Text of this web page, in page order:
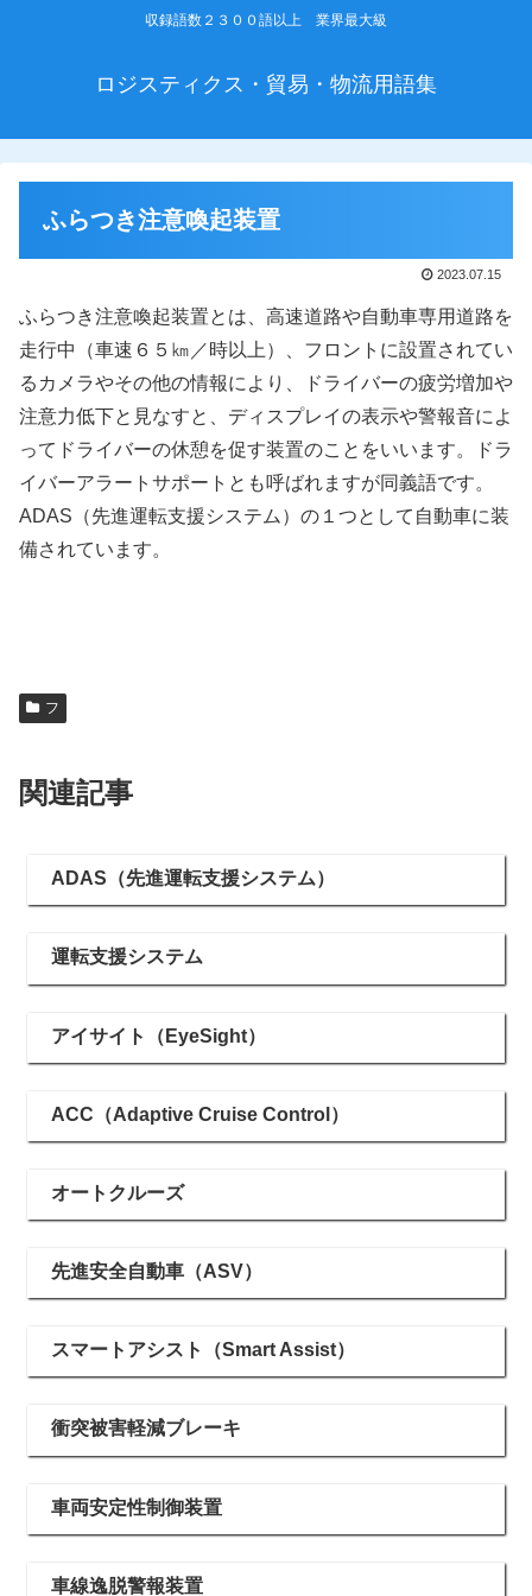
収録語数２３００語以上 業界最大級
ロジスティクス・貿易・物流用語集
ふらつき注意喚起装置
2023.07.15
ふらつき注意喚起装置とは、高速道路や自動車専用道路を
走行中（車速６５㎞／時以上）、フロントに設置されてい
るカメラやその他の情報により、ドライバーの疲労増加や
注意力低下と見なすと、ディスプレイの表示や警報音によ
ってドライバーの休憩を促す装置のことをいいます。ドラ
イバーアラートサポートとも呼ばれますが同義語です。
ADAS（先進運転支援システム）の１つとして自動車に装
備されています。
フ
関連記事
ADAS（先進運転支援システム）
運転支援システム
アイサイト（EyeSight）
ACC（Adaptive Cruise Control）
オートクルーズ
先進安全自動車（ASV）
スマートアシスト（Smart Assist）
衝突被害軽減ブレーキ
車両安定性制御装置
車線逸脱警報装置